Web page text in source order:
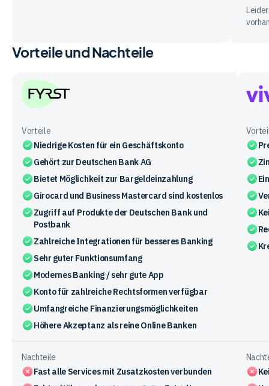
Vorteile und Nachteile
FYRST
Vorteile
Niedrige Kosten für ein Geschäftskonto
Gehört zur Deutschen Bank AG
Bietet Möglichkeit zur Bargeldeinzahlung
Girocard und Business Mastercard sind kostenlos
Zugriff auf Produkte der Deutschen Bank und
Postbank
Zahlreiche Integrationen für besseres Banking
Sehr guter Funktionsumfang
Modernes Banking / sehr gute App
Konto für zahlreiche Rechtsformen verfügbar
Umfangreiche Finanzierungsmöglichkeiten
Höhere Akzeptanz als reine Online Banken
Nachteile
Fast alle Services mit Zusatzkosten verbunden